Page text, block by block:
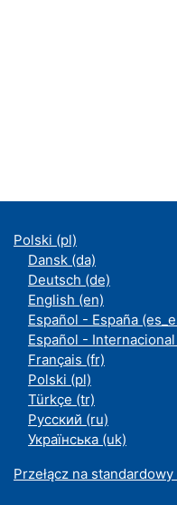
Polski ‎(pl)‎
Dansk ‎(da)‎
Deutsch ‎(de)‎
English ‎(en)‎
Español - España
Español -
Français ‎(fr)‎
Polski ‎(pl)‎
Türkçe ‎(tr)‎
Русский ‎(ru)‎
Українська ‎(uk)‎
Przełącz na